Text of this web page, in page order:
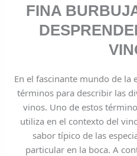
FINA
En el fascinante mundo de la
términos para describir las
vinos. Uno de estos
utiliza en el contexto del
sabor típico de las
particular en la boca. A